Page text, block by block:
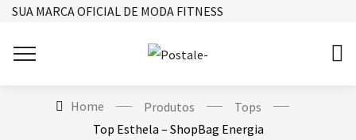
SUA MARCA OFICIAL DE MODA FITNESS
Home Produtos
Tops
Top Esthela – ShopBag Energia